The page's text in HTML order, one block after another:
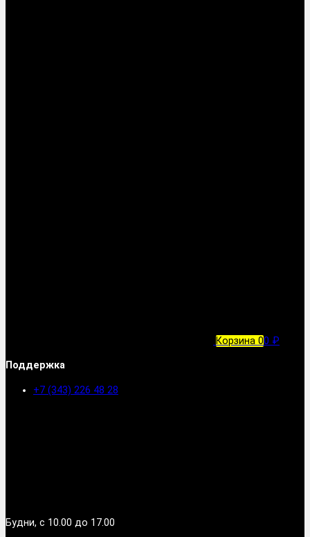
Корзина 00 ₽
Поддержка
+7 (343) 226 48 28
Будни, с 10.00 до 17.00